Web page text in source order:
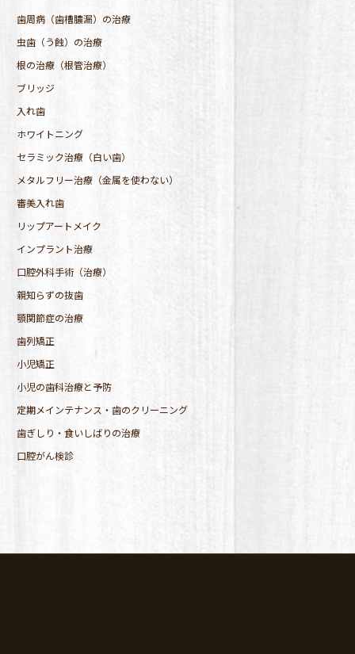
歯周病（歯槽膿漏）の治療
虫歯（う蝕）の治療
根の治療（根管治療）
ブリッジ
入れ歯
ホワイトニング
セラミック治療（白い歯）
メタルフリー治療（金属を使わない）
審美入れ歯
リップアートメイク
インプラント治療
口腔外科手術（治療）
親知らずの抜歯
顎関節症の治療
歯列矯正
小児矯正
小児の歯科治療と予防
定期メインテナンス・歯のクリーニング
歯ぎしり・食いしばりの治療
口腔がん検診